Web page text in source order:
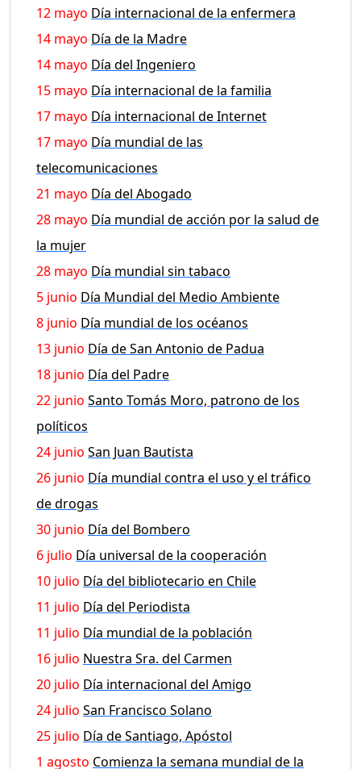
12 mayo Día internacional de la enfermera
14 mayo Día de la Madre
14 mayo Día del Ingeniero
15 mayo Día internacional de la familia
17 mayo Día internacional de Internet
17 mayo Día mundial de las
telecomunicaciones
21 mayo Día del Abogado
28 mayo Día mundial de acción por la salud de
la mujer
28 mayo Día mundial sin tabaco
5 junio Día Mundial del Medio Ambiente
8 junio Día mundial de los océanos
13 junio Día de San Antonio de Padua
18 junio Día del Padre
22 junio Santo Tomás Moro, patrono de los
políticos
24 junio San Juan Bautista
26 junio Día mundial contra el uso y el tráfico
de drogas
30 junio Día del Bombero
6 julio Día universal de la cooperación
10 julio Día del bibliotecario en Chile
11 julio Día del Periodista
11 julio Día mundial de la población
16 julio Nuestra Sra. del Carmen
20 julio Día internacional del Amigo
24 julio San Francisco Solano
25 julio Día de Santiago, Apóstol
1 agosto Comienza la semana mundial de la